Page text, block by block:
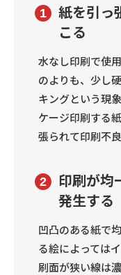
1
紙を引っ
こる
水なし印刷で使
のよりも、少し
キングという現
ケージ印刷する
張られて印刷不
2
印刷が均
発生する
凹凸のある紙で
る絵によっては
刷面が狭い線は